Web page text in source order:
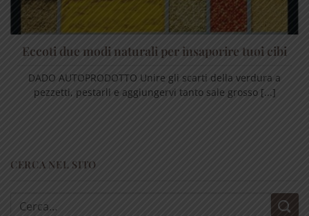
Eccoti due modi naturali per insaporire tuoi cibi
DADO AUTOPRODOTTO Unire gli scarti della verdura a
pezzetti, pestarli e aggiungervi tanto sale grosso [...]
CERCA NEL SITO
Cerca: